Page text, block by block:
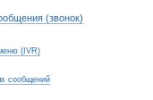
(звонок)
(IVR)
сообщений